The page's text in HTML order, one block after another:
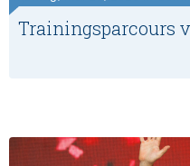
Trainingsparcours